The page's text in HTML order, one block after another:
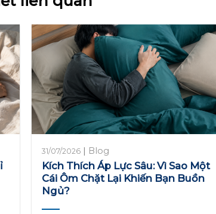
31/07/2026 | Blog
Kích Thích Áp Lực Sâu: Vì Sao Một
Cái Ôm Chặt Lại Khiến Bạn Buồn
Ngủ?